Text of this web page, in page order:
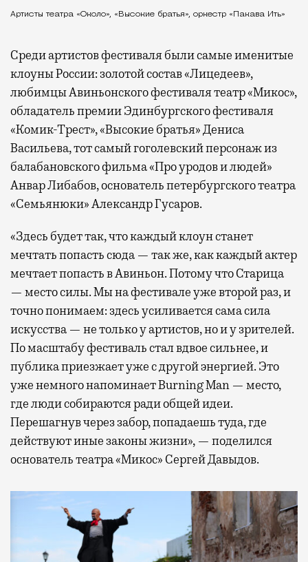
Артисты театра «Около», «Высокие братья», оркестр «Пакава Ить»
Среди артистов фестиваля были самые именитые
клоуны России: золотой состав «Лицедеев»,
любимцы Авиньонского фестиваля театр «Микос»,
обладатель премии Эдинбургского фестиваля
«Комик-Трест», «Высокие братья» Дениса
Васильева, тот самый гоголевский персонаж из
балабановского фильма «Про уродов и людей»
Анвар Либабов, основатель петербургского театра
«Семьянюки» Александр Гусаров.
«Здесь будет так, что каждый клоун станет
мечтать попасть сюда — так же, как каждый актер
мечтает попасть в Авиньон. Потому что Старица
— место силы. Мы на фестивале уже второй раз, и
точно понимаем: здесь усиливается сама сила
искусства — не только у артистов, но и у зрителей.
По масштабу фестиваль стал вдвое сильнее, и
публика приезжает уже с другой энергией. Это
уже немного напоминает Burning Man — место,
где люди собираются ради общей идеи.
Перешагнув через забор, попадаешь туда, где
действуют иные законы жизни», — поделился
основатель театра «Микос» Сергей Давыдов.